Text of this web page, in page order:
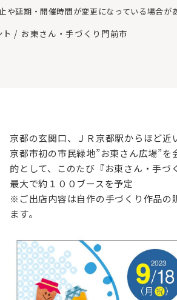
や延期・開催時間が変更になっている場合
お東さん・手づくり門前市
京都の玄関口、ＪＲ京都駅からほど
京都市初の市民緑地”お東さん広場”
的として、このたび『お東さん・手
最大で約１００ブースを予定
※ご出店内容は自作の手づくり作品の
ます。